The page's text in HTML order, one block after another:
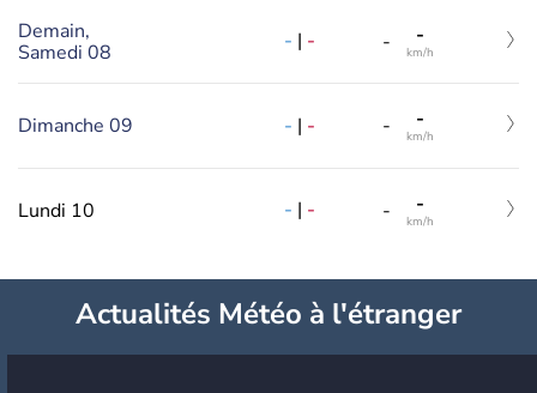
Demain,
Samedi 08
- | - - -
km/h
Dimanche 09 - | - - -
km/h
Lundi 10 - | - - -
km/h
Actualités Météo à l'étranger